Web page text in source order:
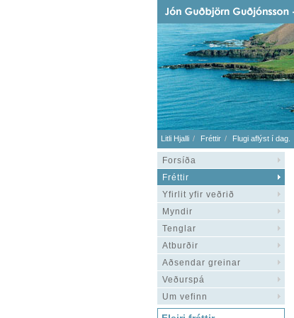
Litli Hjalli Fréttir Flugi aflýst í dag.
Forsíða
Fréttir
Yfirlit yfir veðrið
Myndir
Tenglar
Atburðir
Aðsendar greinar
Veðurspá
Um vefinn